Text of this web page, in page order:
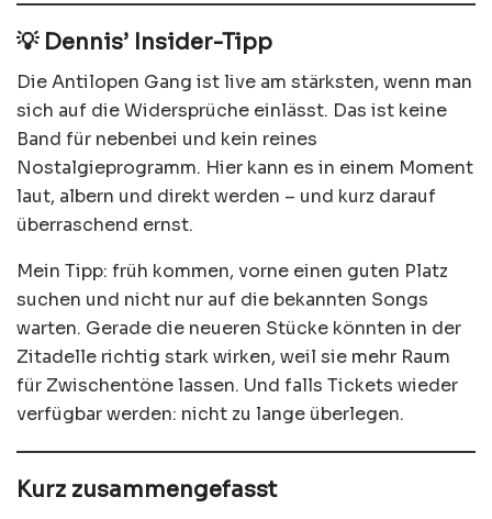
💡 Dennis’ Insider-Tipp
Die Antilopen Gang ist live am stärksten, wenn man
sich auf die Widersprüche einlässt. Das ist keine
Band für nebenbei und kein reines
Nostalgieprogramm. Hier kann es in einem Moment
laut, albern und direkt werden – und kurz darauf
überraschend ernst.
Mein Tipp: früh kommen, vorne einen guten Platz
suchen und nicht nur auf die bekannten Songs
warten. Gerade die neueren Stücke könnten in der
Zitadelle richtig stark wirken, weil sie mehr Raum
für Zwischentöne lassen. Und falls Tickets wieder
verfügbar werden: nicht zu lange überlegen.
Kurz zusammengefasst